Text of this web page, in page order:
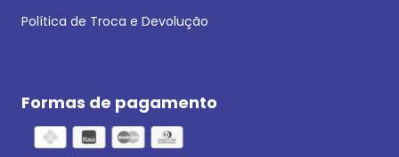
Política de Troca e Devolução
Formas de pagamento